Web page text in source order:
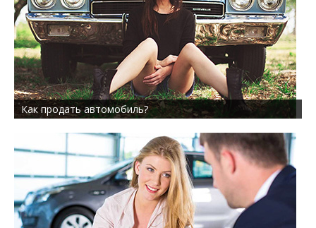
Как продать автомобиль?